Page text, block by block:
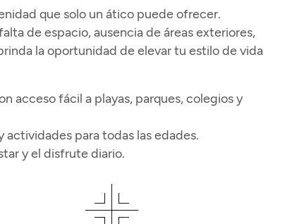
que solo un ático puede ofrecer.
de espacio, ausencia de áreas exteriores,
la oportunidad de elevar tu estilo de vida
acceso fácil a playas, parques, colegios y
para todas las edades.
y el disfrute diario.